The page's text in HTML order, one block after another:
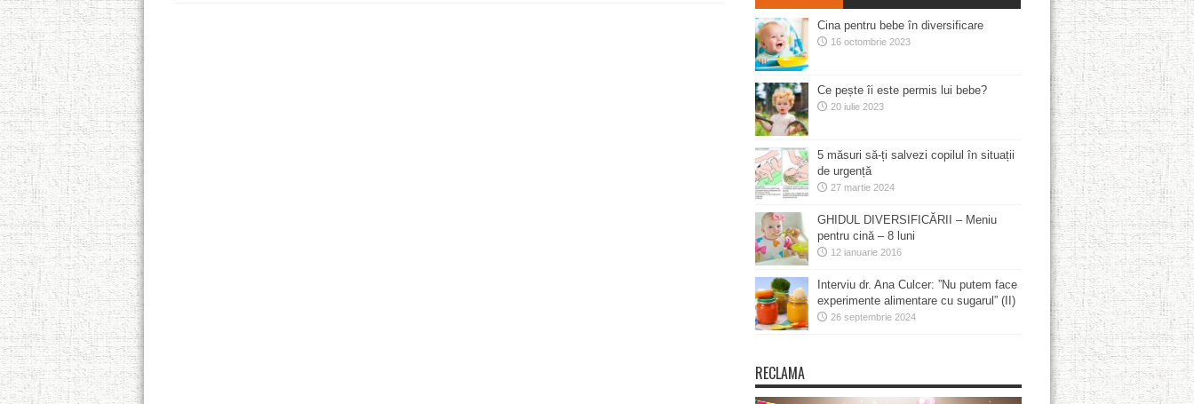
Cina pentru bebe în diversificare
16 octombrie 2023
Ce pește îi este permis lui bebe?
20 iulie 2023
5 măsuri să-ți salvezi copilul în situații
de urgență
27 martie 2024
GHIDUL DIVERSIFICĂRII – Meniu
pentru cină – 8 luni
12 ianuarie 2016
Interviu dr. Ana Culcer: ”Nu putem face
experimente alimentare cu sugarul” (II)
26 septembrie 2024
RECLAMA